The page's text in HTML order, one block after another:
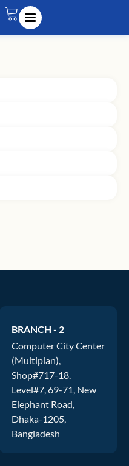
BRANCH - 2
Computer City Center
(Multiplan),
Shop#717-18.
Level#7, 69-71, New
Elephant Road,
Dhaka-1205,
Bangladesh